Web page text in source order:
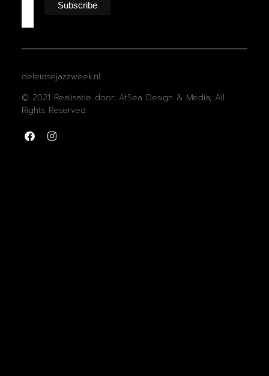
deleidsejazzweek.nl
© 2021 Realisatie door: AtSea Design & Media, All
Rights Reserved